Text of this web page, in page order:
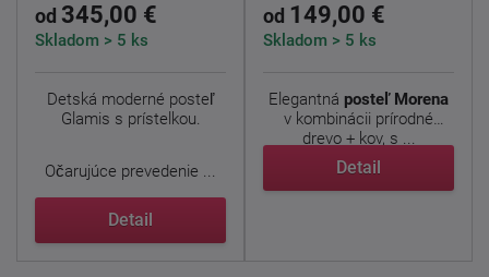
od 345,00 €
Skladom > 5 ks
Detská moderné posteľ
Glamis s prístelkou.
Očarujúce prevedenie ...
Detail
od 149,00 €
Skladom > 5 ks
Elegantná posteľ Morena
v kombinácii prírodné
drevo + kov, s ...
Detail